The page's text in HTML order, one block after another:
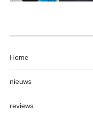
Home
nieuws
reviews